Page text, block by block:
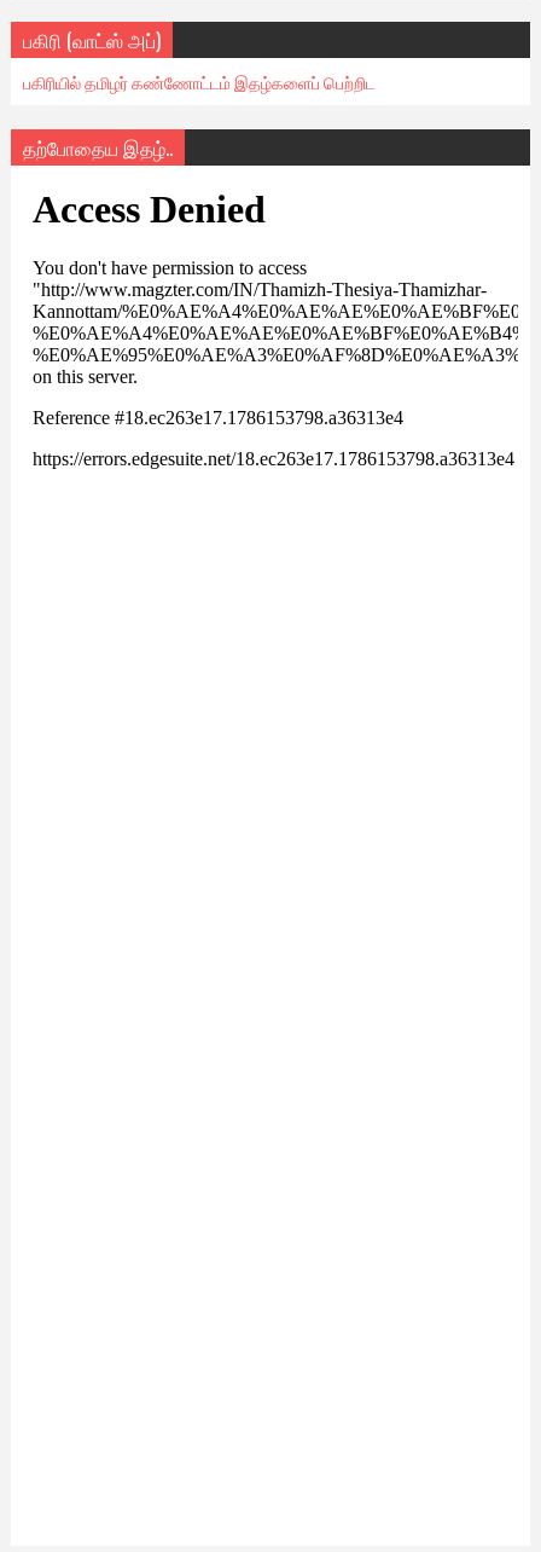
பகிரி (வாட்ஸ் அப்)
பகிரியில் தமிழர் கண்ணோட்டம் இதழ்களைப் பெற்றிட
தற்போதைய இதழ்..